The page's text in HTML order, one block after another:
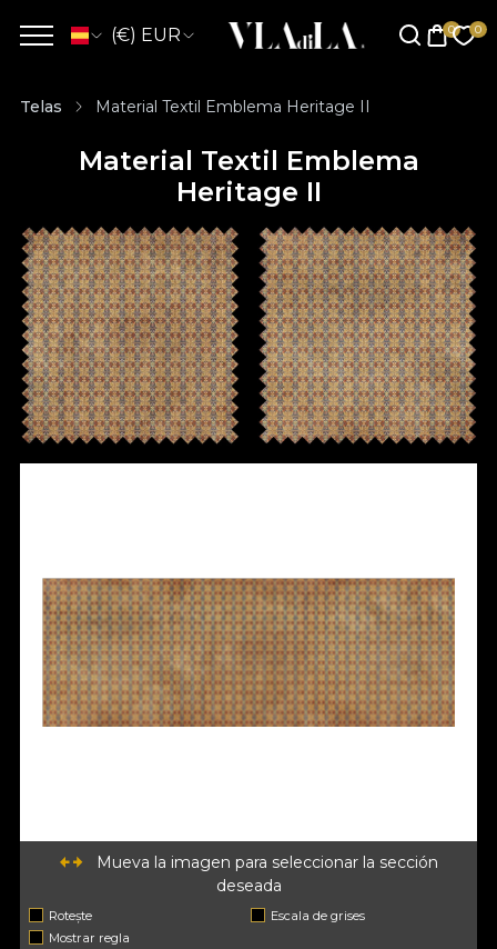
(€) EUR
Telas Material Textil Emblema Heritage II
Material Textil Emblema
Heritage II
Mueva la imagen para seleccionar la sección
deseada
Rotește
Escala de grises
Mostrar regla